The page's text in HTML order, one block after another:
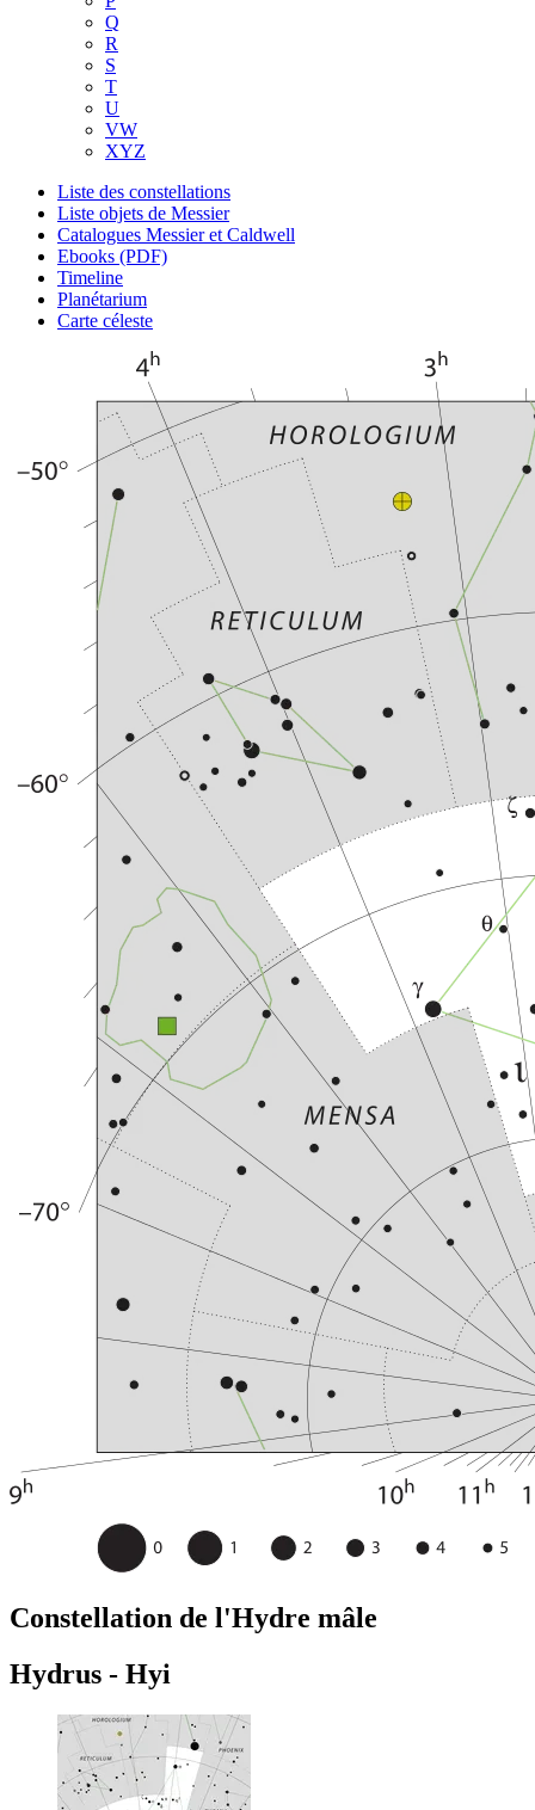
Q
R
S
T
U
VW
XYZ
Liste des constellations
Liste objets de Messier
Catalogues Messier et Caldwell
Ebooks (PDF)
Timeline
Planétarium
Carte céleste
Constellation de l'Hydre mâle
Hydrus - Hyi